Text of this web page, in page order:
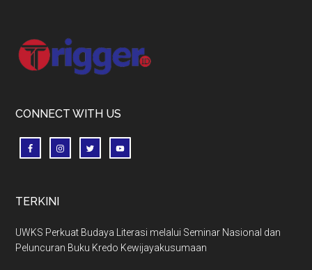
Footer
CONNECT WITH US
TERKINI
UWKS Perkuat Budaya Literasi melalui Seminar Nasional dan
Peluncuran Buku Kredo Kewijayakusumaan